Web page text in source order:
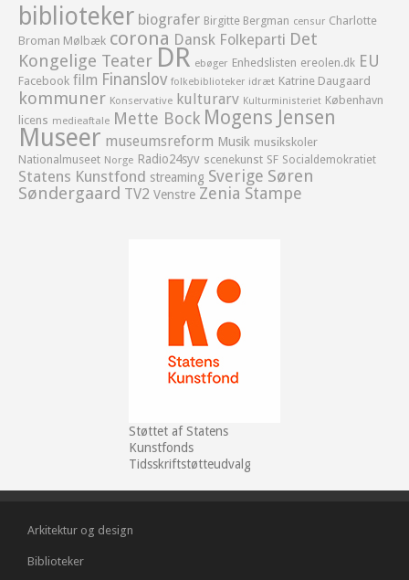
biblioteker biografer Birgitte Bergman censur Charlotte
Broman Mølbæk corona Dansk Folkeparti Det
Kongelige Teater DR ebøger Enhedslisten ereolen.dk EU
Facebook film Finanslov folkebiblioteker idræt Katrine Daugaard
kommuner Konservative kulturarv Kulturministeriet København
licens medieaftale Mette Bock Mogens Jensen
Museer museumsreform Musik musikskoler
Nationalmuseet Norge Radio24syv scenekunst SF Socialdemokratiet
Statens Kunstfond streaming Sverige Søren
Søndergaard TV2 Venstre Zenia Stampe
Støttet af Statens
Kunstfonds
Tidsskriftstøtteudvalg
Arkitektur og design
Biblioteker